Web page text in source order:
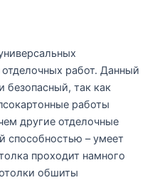
работ. Данный
безопасный, так как
работы
другие отделочные
способностью – умеет
проходит намного
обшиты